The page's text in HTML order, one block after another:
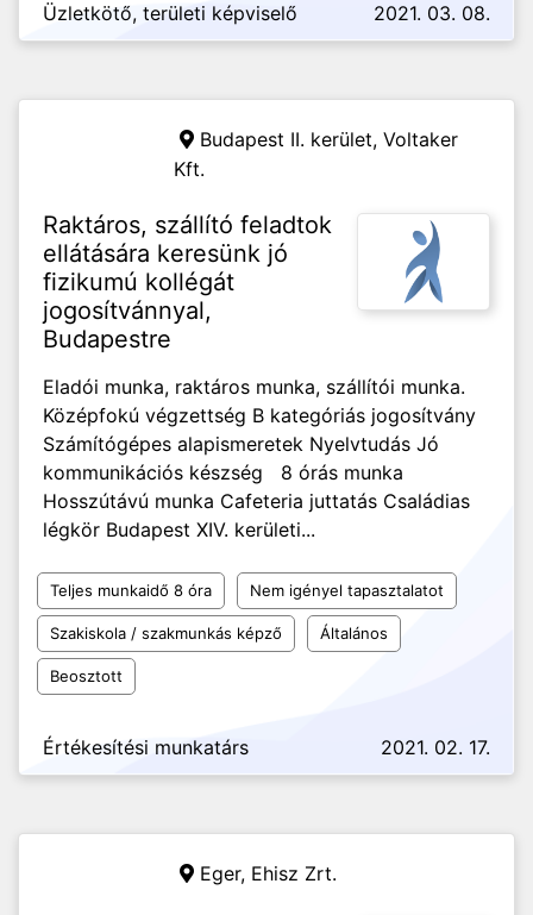
Üzletkötő, területi képviselő 2021. 03. 08.
Budapest II. kerület, Voltaker
Kft.
Raktáros, szállító feladtok
ellátására keresünk jó
fizikumú kollégát
jogosítvánnyal,
Budapestre
Eladói munka, raktáros munka, szállítói munka.
Középfokú végzettség B kategóriás jogosítvány
Számítógépes alapismeretek Nyelvtudás Jó
kommunikációs készség 8 órás munka
Hosszútávú munka Cafeteria juttatás Családias
légkör Budapest XIV. kerületi...
Teljes munkaidő 8 óra Nem igényel tapasztalatot
Szakiskola / szakmunkás képző Általános
Beosztott
Értékesítési munkatárs 2021. 02. 17.
Eger, Ehisz Zrt.